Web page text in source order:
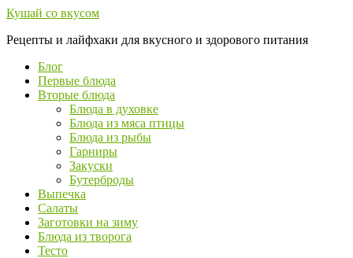
Перейти
контенту
Кушай со вкусом
Рецепты и лайфхаки для вкусного и здорового питания
Блог
Первые блюда
Вторые блюда
Блюда в духовке
Блюда из мяса птицы
Блюда из рыбы
Гарниры
Закуски
Бутерброды
Выпечка
Салаты
Заготовки на зиму
Блюда из творога
Тесто